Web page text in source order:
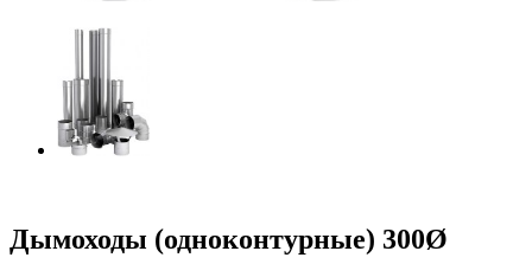
Дымоходы (одноконтурные) 300Ø